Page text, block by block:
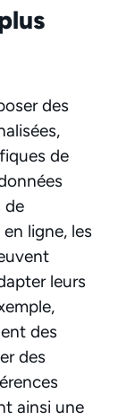
des
de
de
ligne, les
leurs
des
des
ainsi une